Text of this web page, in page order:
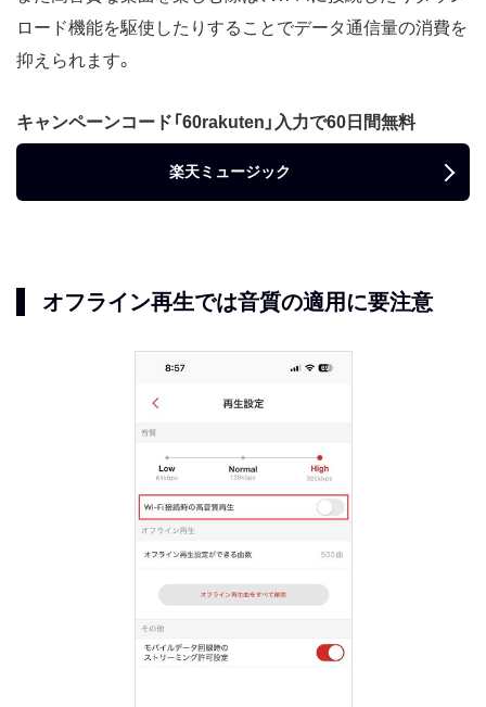
ロード機能を駆使したりすることでデータ通信量の消費を
抑えられます。
キャンペーンコード「60rakuten」入力で60日間無料
楽天ミュージック
オフライン再生では音質の適用に要注意